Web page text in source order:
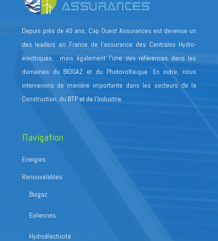
Depuis près de 40 ans, Cap Ouest Assurances est devenue un
des leaders en France de l’assurance des Centrales Hydro-
électriques, mais également l’une des références dans les
domaines du BIOGAZ et du Photovoltaïque. En outre, nous
intervenons de manière importante dans les secteurs de la
Construction, du BTP et de l’Industrie.
Navigation
Energies
Renouvelables
Biogaz
Eoliennes
Hydroélectricité